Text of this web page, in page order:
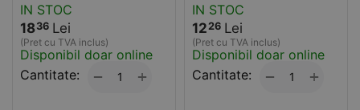
IN STOC
1836 Lei
(Pret cu TVA inclus)
Disponibil doar online
Cantitate:
+
−
IN STOC
1226 Lei
(Pret cu TVA inclus)
Disponibil doar online
Cantitate:
+
−